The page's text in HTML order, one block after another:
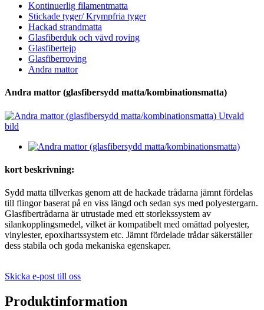
Kontinuerlig filamentmatta
Stickade tyger/ Krympfria tyger
Hackad strandmatta
Glasfiberduk och vävd roving
Glasfibertejp
Glasfiberroving
Andra mattor
Andra mattor (glasfibersydd matta/kombinationsmatta)
kort beskrivning:
Sydd matta tillverkas genom att de hackade trådarna jämnt fördelas
till flingor baserat på en viss längd och sedan sys med polyestergarn.
Glasfibertrådarna är utrustade med ett storlekssystem av
silankopplingsmedel, vilket är kompatibelt med omättad polyester,
vinylester, epoxihartssystem etc. Jämnt fördelade trådar säkerställer
dess stabila och goda mekaniska egenskaper.
Skicka e-post till oss
Produktinformation